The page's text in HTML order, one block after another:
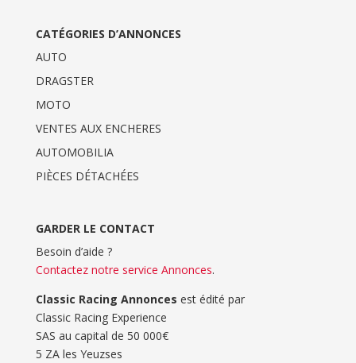
CATÉGORIES D’ANNONCES
AUTO
DRAGSTER
MOTO
VENTES AUX ENCHERES
AUTOMOBILIA
PIÈCES DÉTACHÉES
GARDER LE CONTACT
Besoin d’aide ?
Contactez notre service Annonces.
Classic Racing Annonces est édité par
Classic Racing Experience
SAS au capital de 50 000€
5 ZA les Yeuzses